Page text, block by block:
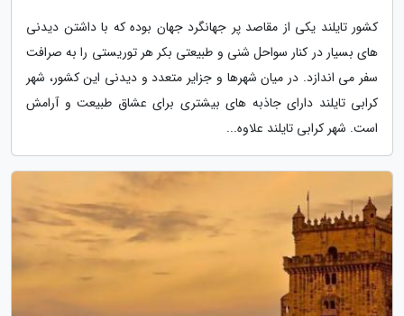
کشور تایلند یکی از مقاصد پر جهانگرد جهان بوده که با داشتن دیدنی
های بسیار در کنار سواحل شنی و طبیعتی بکر هر توریستی را به صرافت
سفر می اندازد. در میان شهرها و جزایر متعدد و دیدنی این کشور، شهر
کرابی تایلند دارای جاذبه های بیشتری برای عشاق طبیعت و آرامش
است. شهر کرابی تایلند علاوه...